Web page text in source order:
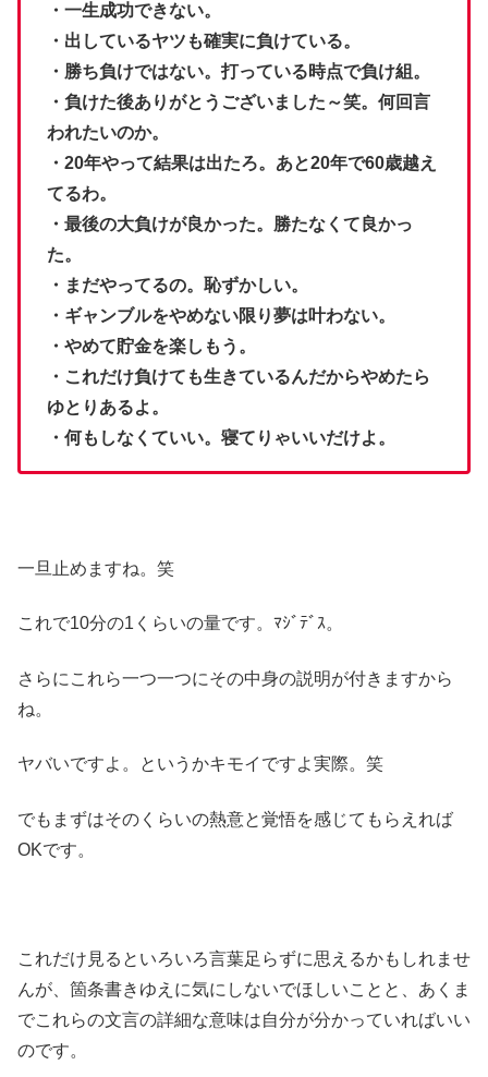
・一生成功できない。
・出しているヤツも確実に負けている。
・勝ち負けではない。打っている時点で負け組。
・負けた後ありがとうございました～笑。何回言
われたいのか。
・20年やって結果は出たろ。あと20年で60歳越え
てるわ。
・最後の大負けが良かった。勝たなくて良かっ
た。
・まだやってるの。恥ずかしい。
・ギャンブルをやめない限り夢は叶わない。
・やめて貯金を楽しもう。
・これだけ負けても生きているんだからやめたら
ゆとりあるよ。
・何もしなくていい。寝てりゃいいだけよ。
一旦止めますね。笑
これで10分の1くらいの量です。ﾏｼﾞﾃﾞｽ。
さらにこれら一つ一つにその中身の説明が付きますから
ね。
ヤバいですよ。というかキモイですよ実際。笑
でもまずはそのくらいの熱意と覚悟を感じてもらえれば
OKです。
これだけ見るといろいろ言葉足らずに思えるかもしれませ
んが、箇条書きゆえに気にしないでほしいことと、あくま
でこれらの文言の詳細な意味は自分が分かっていればいい
のです。